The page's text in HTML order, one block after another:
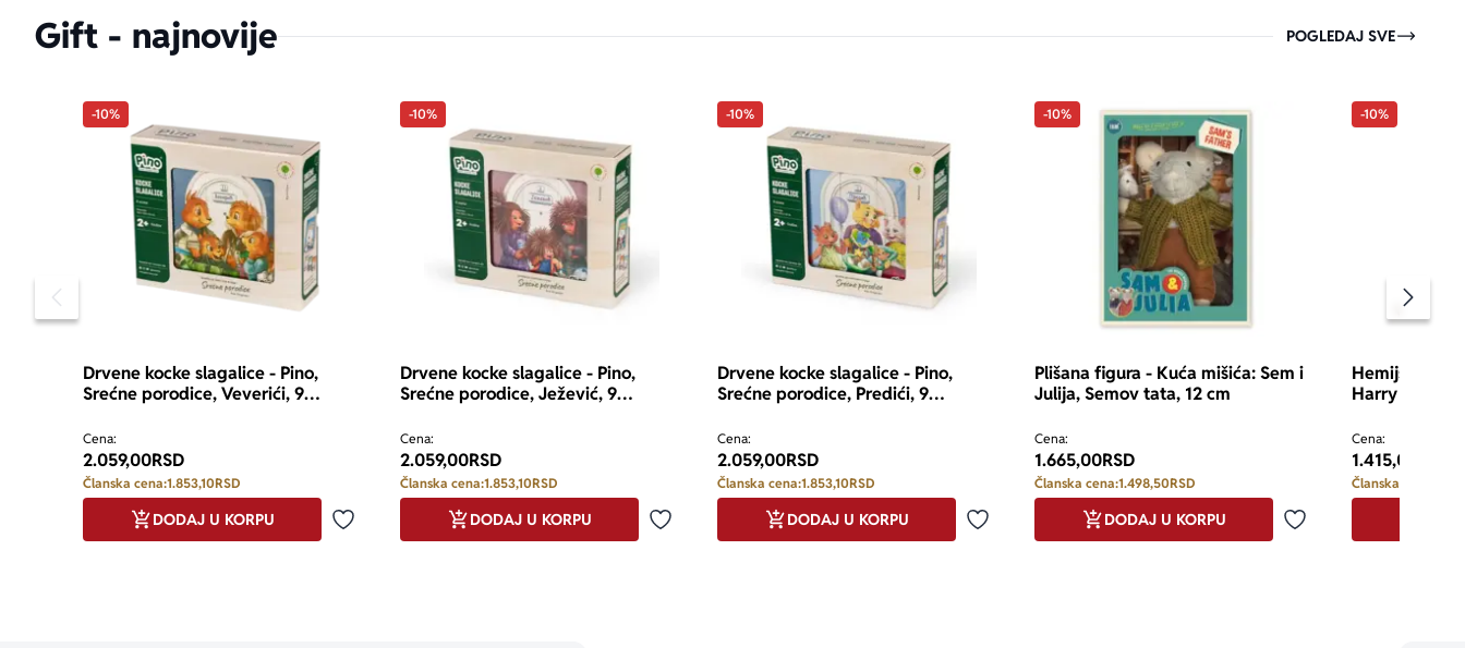
Gift - najnovije POGLEDAJ SVE
Pomeranje sadržaja slajdera u levo
-10%
Drvene kocke slagalice - Pino,
Srećne porodice, Veverići, 9
Cena:
2.059,00RSD
Članska cena:1.853,10RSD
Dodaj u omiljene
DODAJ U KORPU
-10%
Drvene kocke slagalice - Pino,
Srećne porodice, Ježević, 9
Cena:
2.059,00RSD
Članska cena:1.853,10RSD
Dodaj u omiljene
DODAJ U KORPU
-10%
Drvene kocke slagalice - Pino,
Srećne porodice, Predići, 9
Cena:
2.059,00RSD
Članska cena:1.853,10RSD
Dodaj u omiljene
DODAJ U KORPU
-10%
Plišana figura - Kuća mišića: Sem i
Julija, Semov tata, 12 cm
Cena:
1.665,00RSD
Članska cena:1.498,50RSD
Dodaj u omiljene
DODAJ U KORPU
-10%
Hemijska
Harry Potter,
Cena:
1.415,00
Članska cena: